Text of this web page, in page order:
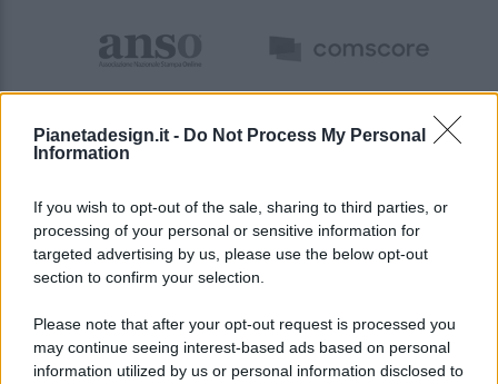
Pianetadesign.it - Do Not Process My Personal
Information
If you wish to opt-out of the sale, sharing to third parties, or
processing of your personal or sensitive information for
targeted advertising by us, please use the below opt-out
section to confirm your selection.
Please note that after your opt-out request is processed you
may continue seeing interest-based ads based on personal
information utilized by us or personal information disclosed to
© 2026 - Pianeta Design - P.IVA 04827280654 - Testata
Registrata Al Tribunale Di Nocera Inferiore N. 8/2020 - RG N.
ISCRIZIONE AL ROC N. 35792 – ISCRITTA ALL’ANSO
(ASSOCIAZIONE NAZIONALE STAMPA ONLINE)